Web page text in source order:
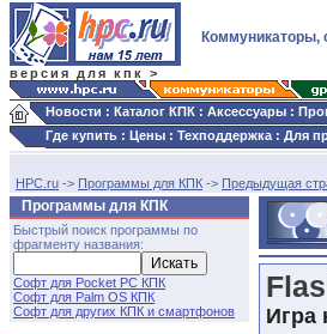
версия для кпк >
Коммуникаторы,
Новости : Каталог КПК : Аксессуары :
Где купить : Цены : Техподдержка : Для
HPC.ru -> Программы для КПК -> Предыдущая
Программы для КПК
Быстрый поиск программы по
фрагменту названия:
Софт для Pocket PC КПК
Софт для Palm OS КПК
Софт для других КПК и смартфонов
Игра